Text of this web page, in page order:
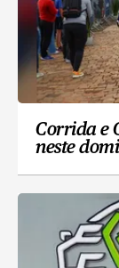
Corrida e
neste